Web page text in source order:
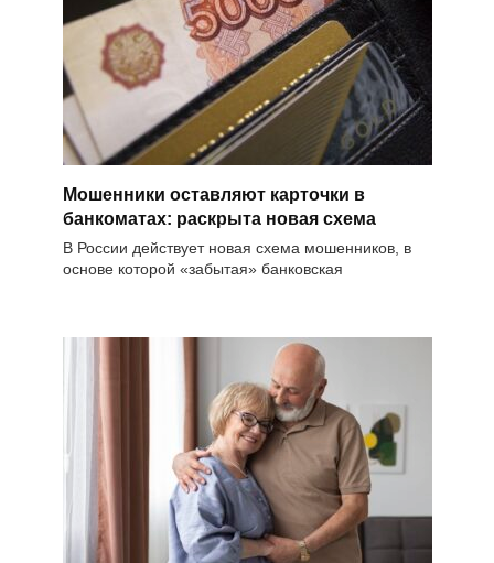
Мошенники оставляют карточки в
банкоматах: раскрыта новая схема
В России действует новая схема мошенников, в
основе которой «забытая» банковская